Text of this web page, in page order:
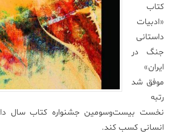
پادکست
مجله
فرهنگی
هنری
کتاب
«ادبیات
داستانی
جنگ در
ایران»
موفق شد
رتبه
نخست بیست‌و‌سومین جشنواره کتاب سال
انسانی کسب کند.